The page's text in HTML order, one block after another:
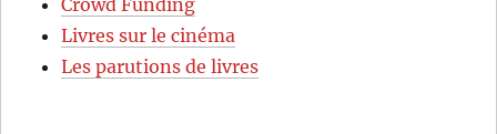
Livres sur le cinéma
Les parutions de livres